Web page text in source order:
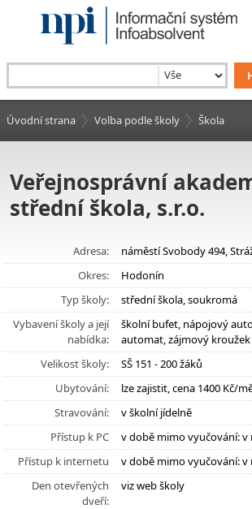
Úvodní strana Volba podle školy Škola
Veřejnosprávní
střední škola, s.r.o.
Adresa:
náměstí Svobody 494,
Okres:
Hodonín
Typ školy:
střední škola, soukromá
Vybavení školy a její
nabídka:
školní bufet, nápojový
automat, zájmový
Velikost školy:
SŠ 151 - 200 žáků
Ubytování:
lze zajistit, cena 1400 Kč/
Stravování:
v školní jídelně
Přístup k PC
v době mimo vyučování: v
Přístup k internetu
v době mimo vyučování: v
Den otevřených
dveří:
viz web školy